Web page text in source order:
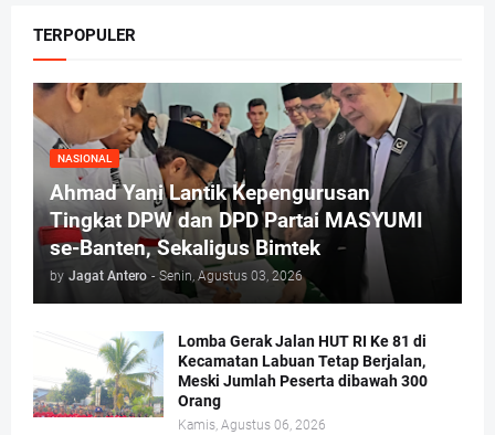
TERPOPULER
NASIONAL
Ahmad Yani Lantik Kepengurusan
Tingkat DPW dan DPD Partai MASYUMI
se-Banten, Sekaligus Bimtek
by Jagat Antero - Senin, Agustus 03, 2026
Lomba Gerak Jalan HUT RI Ke 81 di
Kecamatan Labuan Tetap Berjalan,
Meski Jumlah Peserta dibawah 300
Orang
Kamis, Agustus 06, 2026